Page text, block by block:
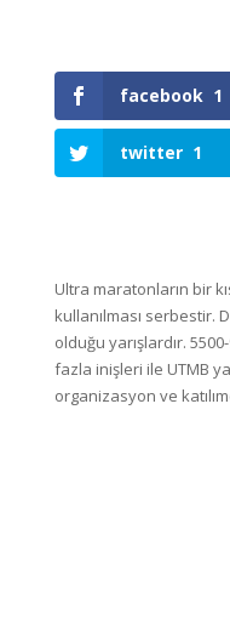
facebook 1
twitter 1
Ultra maratonların bir
kullanılması serbestir.
olduğu yarışlardır.
fazla inişleri ile UTMB
organizasyon ve